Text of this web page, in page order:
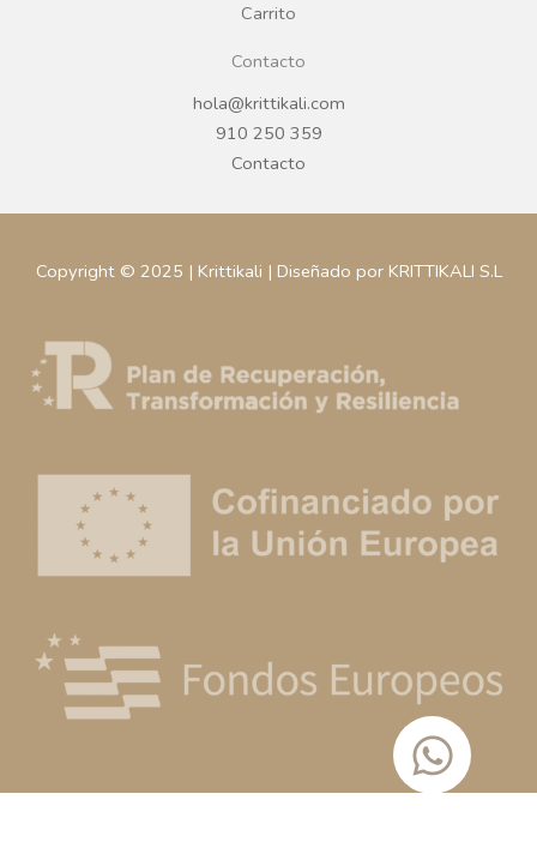
Carrito
Contacto
hola@krittikali.com
910 250 359
Contacto
Copyright © 2025 | Krittikali | Diseñado por KRITTIKALI S.L